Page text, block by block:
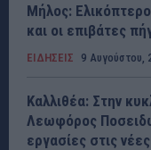
Μήλος:
και οι επιβάτες
ΕΙΔΗΣΕΙΣ 9 Αυγούστου,
Καλλιθέα: Στην
Λεωφόρος
εργασίες στις